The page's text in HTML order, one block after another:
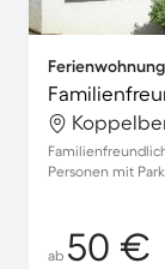
Ferienwohnung
Personen mit
ab 50 €